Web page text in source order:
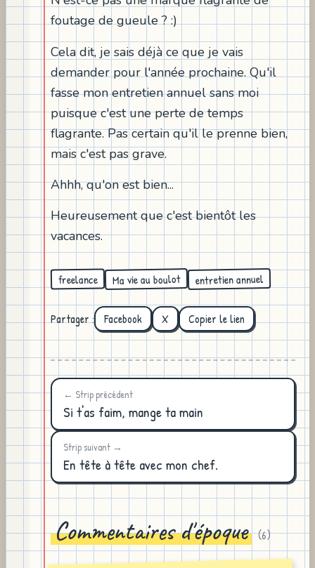
foutage de gueule ? :)
Cela dit, je sais déjà ce que je vais
demander pour l'année prochaine. Qu'il
fasse mon entretien annuel sans moi
puisque c'est une perte de temps
flagrante. Pas certain qu'il le prenne bien,
mais c'est pas grave.
Ahhh, qu'on est bien...
Heureusement que c'est bientôt les
vacances.
freelance Ma vie au boulot entretien annuel
Partager : Facebook X Copier le lien
← Strip précédent
Si t'as faim, mange ta main
Strip suivant →
En tête à tête avec mon chef.
Commentaires d'époque (6)